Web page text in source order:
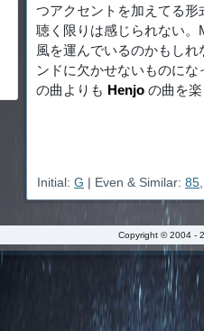
つアクセントを加えてる形
聴く限りは感じられない
風を運んでいるのかもし
ンドに欠かせないものに
の曲よりも Henjo の曲を
Initial: G | Even & Similar: 85
Copyright © 2004 -